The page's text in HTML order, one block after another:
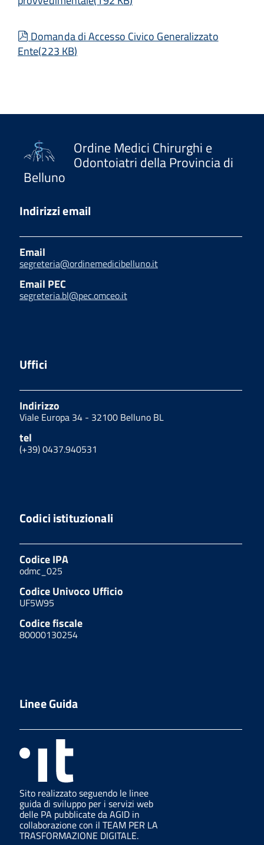
pdf
Domanda di Accesso Civico Generalizzato
Ente(223 KB)
Ordine Medici Chirurghi e
Odontoiatri della Provincia di
Belluno
Indirizzi email
Email
segreteria@ordinemedicibelluno.it
Email PEC
segreteria.bl@pec.omceo.it
Uffici
Indirizzo
Viale Europa 34 - 32100 Belluno BL
tel
(+39) 0437.940531
Codici istituzionali
Codice IPA
odmc_025
Codice Univoco Ufficio
UF5W95
Codice fiscale
80000130254
Linee Guida
Sito realizzato seguendo le linee
guida di sviluppo per i servizi web
delle PA pubblicate da AGID in
collaborazione con il TEAM PER LA
TRASFORMAZIONE DIGITALE.